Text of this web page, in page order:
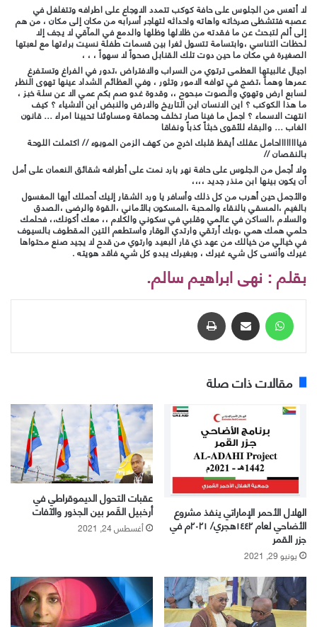
لا أتعس من الجلوس على حافة كوكب تتمدد الاوجاع على اطرافه وتتغلغل في
عصبه فتتشظى صرخاته واهاته واحداثه لتهاجر أسرابه من مكان إلى مكان ، من هم
إلى ألم لتبحث عن ما فقدته من ظلالها وظلها والدمع في المآقي لا يجف إلا
لحظات التناسي ،وابتسامة تتسول ثغرا بين قسمات طفلة نسيت براءتها مع لعبتها
الصغيرة في مكان ما حين دوت تلك القنابل صحواً لا سهواً ، ، ،
اجيال غالبيتها العظمى ترتوي من السراب والافتراض ،تدور في الفراغ وتستفرغ
عمرها وهماً ،تضج في توافه الامور وتثور ، وفي العظائم الشداد عينها تهوى النظر
لسابع ارض وتهوي والصوت مبحوح ،، وقدوة غدو صم بكم عمي الا عن سلة خبز ،
ما هذا الكوكب ؟ اين الانسان اين التاريخ والارض والنبض اين الاشياء ؟ كيف
انتهت الاسماء ؟ اجمل ما فينا صار تخلف وحماقة ومساوئنا تحيينا امراء … قانون
الغاب … والبقاء للأقوى خبثاً كذباً ونفاقا
فيااااااااحامل عقلك أيقظ قلبك اخرج من كهف الزمن الموبوء // اكتملت اللوحة
بالنقصان //
ولا أجمل من الجلوس على حافة نهر بارد نمت على أطرافه شقائق النعمان على أمل
أن يكون بينها ابن منذر جديد ،،،،
والأجمل حين أهرب من كل ذلك وأسافر يا ورد الشقار إليك أحملك أيها المغسول
بالغيم ،المسقي بالنقاء والمحبة ،المسكون بالأماني ،القوة والرضى ،الصدق
والسلام ،الساكن في عالمي وقلبي في سكوني والكلام ،، معك أكونك،، فحلمك
حلمي همك همي ،وبك أرتقي وارتدي الوقار واستطعم التين المقطوف بالسيوف
في خيالي من خيالك من عهد ذي قار البعيد وارتوي من قدح لا يجيد صنع محتواها
غيرك وأنسى كل شيء غيرك ، وبغيرك يبدو كل شيء فاقد هويته .
بقلم : نهى ابراهيم سالم.
مقالات ذات صلة
الهلال الأحمر الإماراتي ينفذ مشروع
الأضاحي لعام ١٤٤٢هجري/ ٢٠٢١م في
جزر القمر
يونيو 29, 2021
عقبات التحول الديموقراطي في
أرخبيل القَمر بين الجذور والآفات
أغسطس 24, 2021